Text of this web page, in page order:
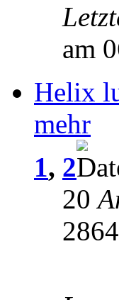
am
Helix
mehr
1, 2
20
2864